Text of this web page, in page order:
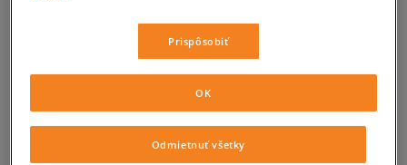
BROOKLYN FLEECE
Prispôsobiť
Odmietnuť všetky
OK